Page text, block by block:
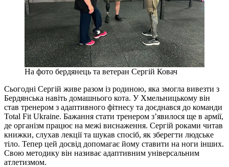
На фото бердянець та ветеран Сергій Ковач
Сьогодні Сергій живе разом із родиною, яка змогла вивезти з
Бердянська навіть домашнього кота. У Хмельницькому він
став тренером з адаптивного фітнесу та доєднався до команди
Total Fit Ukraine. Бажання стати тренером з’явилося ще в армії,
де організм працює на межі виснаження. Сергій роками читав
книжки, слухав лекції та шукав спосіб, як зберегти людське
тіло. Тепер цей досвід допомагає йому ставити на ноги інших.
Свою методику він називає адаптивним універсальним
атлетизмом.